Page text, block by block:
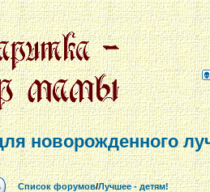
новорожденного
Список форумов/Лучшее - детям!